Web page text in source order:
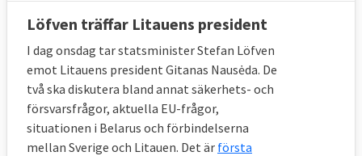
Löfven träffar Litauens president
I dag onsdag tar statsminister Stefan Löfven
emot Litauens president Gitanas Nausėda. De
två ska diskutera bland annat säkerhets- och
försvarsfrågor, aktuella EU-frågor,
situationen i Belarus och förbindelserna
mellan Sverige och Litauen. Det är första